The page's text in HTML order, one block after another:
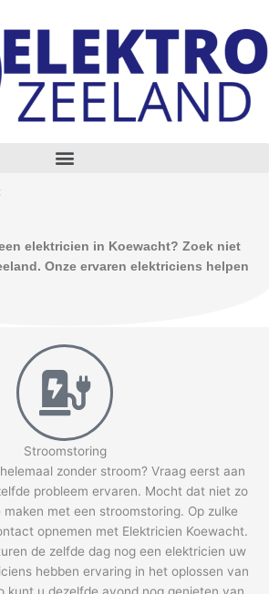
M
e
elektricien in Koewacht? Zoek niet
Onze ervaren elektriciens helpen
Stroomstoring
zonder stroom? Vraag eerst aan
probleem ervaren. Mocht dat niet zo
met een stroomstoring. Op zulke
opnemen met Elektricien Koewacht.
de zelfde dag nog een elektricien uw
hebben ervaring in het oplossen van
kunt u dezelfde avond nog genieten van